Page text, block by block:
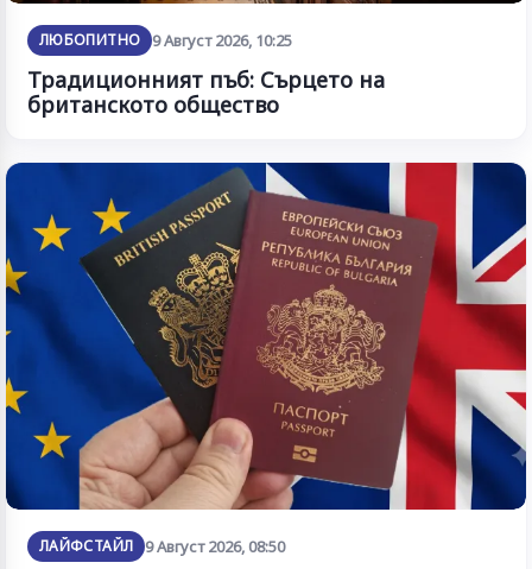
ЛЮБОПИТНО 9 Август 2026, 10:25
Традиционният пъб: Сърцето на
британското общество
ЛАЙФСТАЙЛ 9 Август 2026, 08:50